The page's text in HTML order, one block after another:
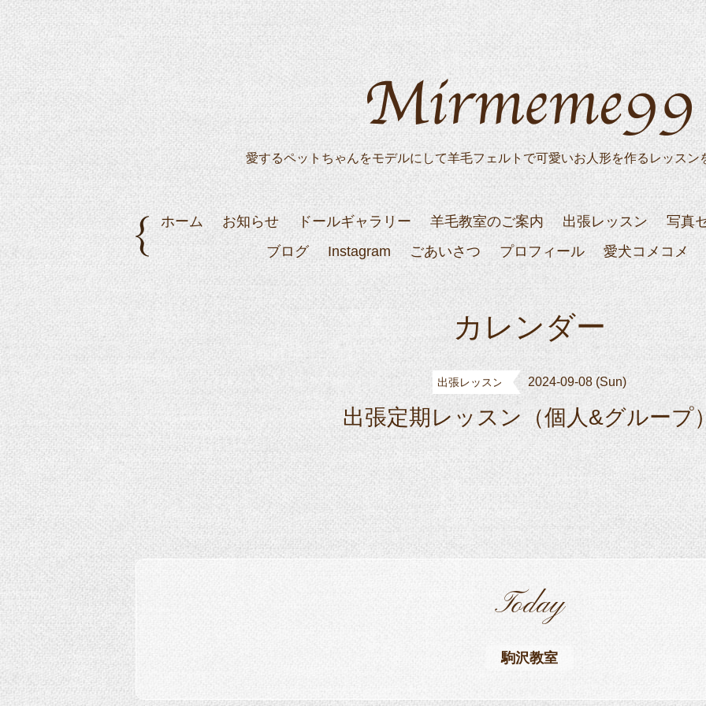
愛するペットちゃんをモデルにして羊毛フェルトで可愛いお人形を作るレッス
ホーム お知らせ ドールギャラリー 羊毛教室のご案内 出張レッスン
写真
ブログ
Instagram ごあいさつ プロフィール 愛犬コメコメ
カレンダー
出張レッスン 2024-09-08 (Sun)
出張定期レッスン（個人&グループ
Today
駒沢教室